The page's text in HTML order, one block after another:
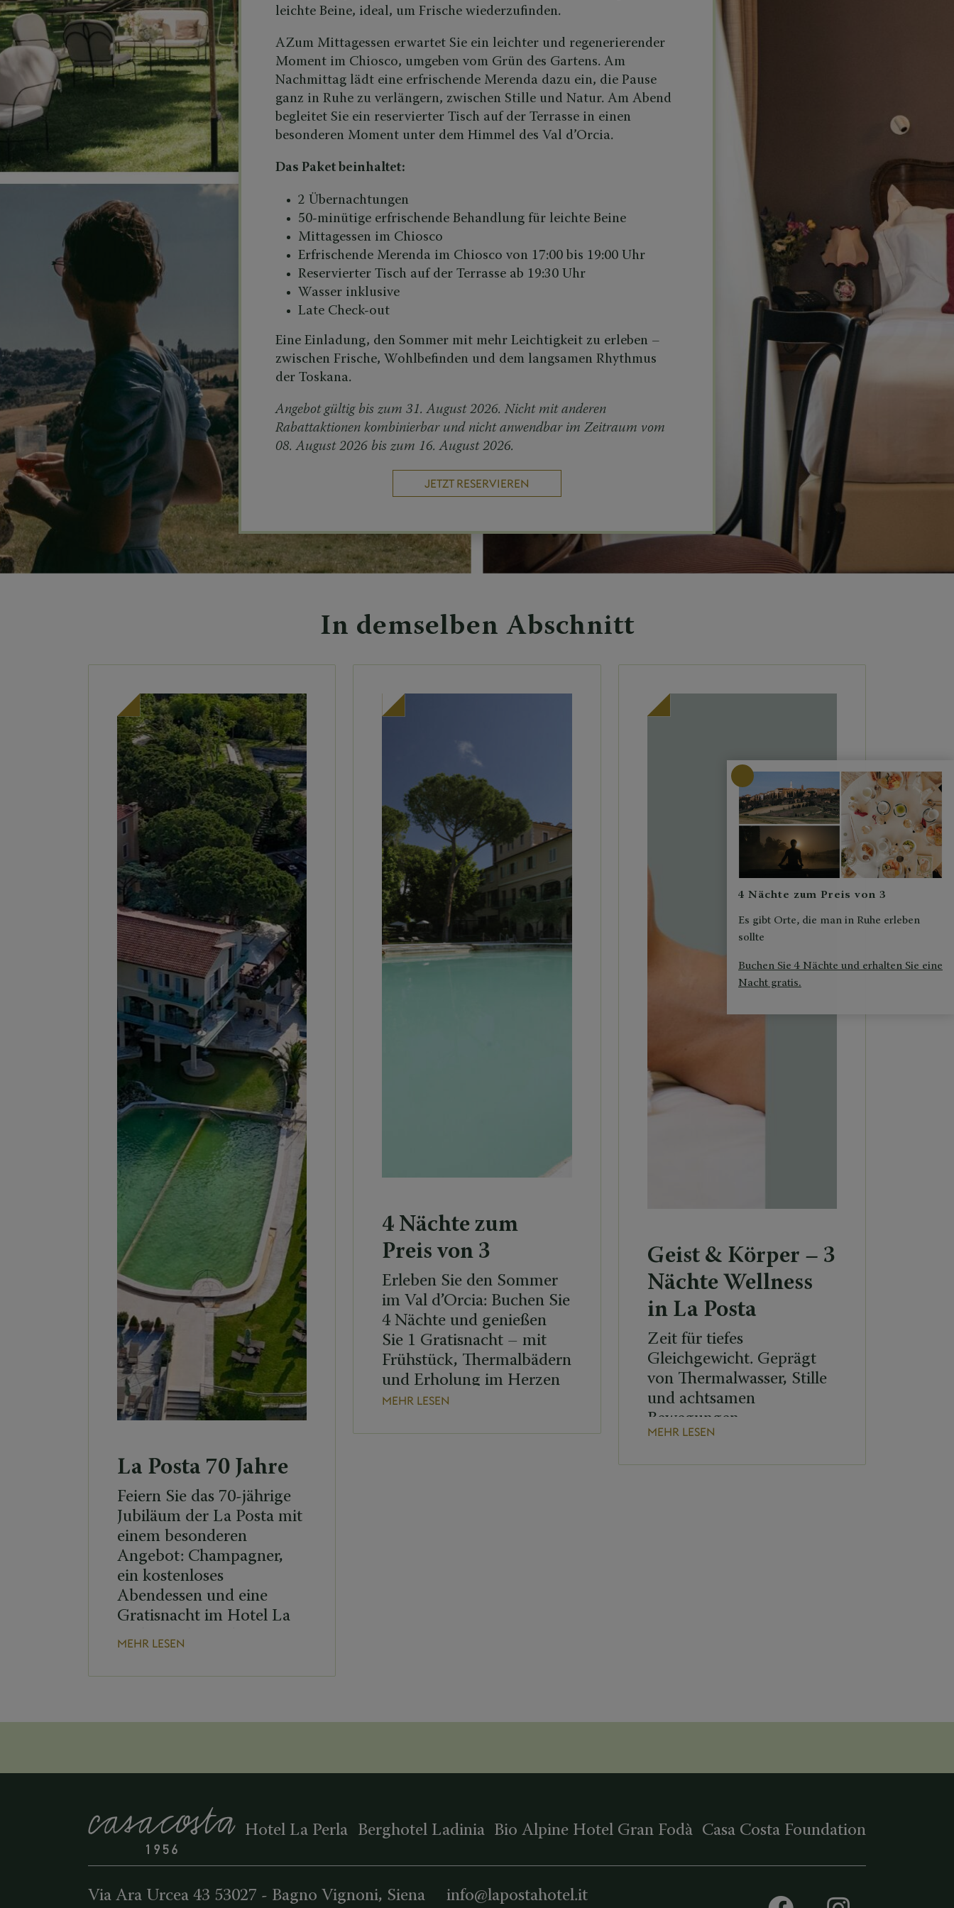
leichte Beine, ideal, um Frische wiederzufinden.
AZum Mittagessen erwartet Sie ein leichter und regenerierender
Moment im Chiosco, umgeben vom Grün des Gartens. Am
Nachmittag lädt eine erfrischende Merenda dazu ein, die Pause
ganz in Ruhe zu verlängern, zwischen Stille und Natur. Am Abend
begleitet Sie ein reservierter Tisch auf der Terrasse in einen
besonderen Moment unter dem Himmel des Val d’Orcia.
Das Paket beinhaltet:
2 Übernachtungen
50-minütige erfrischende Behandlung für leichte Beine
Mittagessen im Chiosco
Erfrischende Merenda im Chiosco von 17:00 bis 19:00 Uhr
Reservierter Tisch auf der Terrasse ab 19:30 Uhr
Wasser inklusive
Late Check-out
Eine Einladung, den Sommer mit mehr Leichtigkeit zu erleben –
zwischen Frische, Wohlbefinden und dem langsamen Rhythmus
der Toskana.
Angebot gültig bis zum 31. August 2026. Nicht mit anderen
Rabattaktionen kombinierbar und nicht anwendbar im Zeitraum vom
08. August 2026 bis zum 16. August 2026.
JETZT RESERVIEREN
In demselben Abschnitt
La Posta 70 Jahre
Feiern Sie das 70-jährige
Jubiläum der La Posta mit
einem besonderen
Angebot: Champagner,
ein kostenloses
Abendessen und eine
Gratisnacht im Hotel La
Perla in Alta Badia.
MEHR LESEN
4 Nächte zum
Preis von 3
Erleben Sie den Sommer
im Val d’Orcia: Buchen Sie
4 Nächte und genießen
Sie 1 Gratisnacht – mit
Frühstück, Thermalbädern
und Erholung im Herzen
der Toskana.
MEHR LESEN
Geist & Körper – 3
Nächte Wellness
in La Posta
Zeit für tiefes
Gleichgewicht. Geprägt
von Thermalwasser, Stille
und achtsamen
Bewegungen.
MEHR LESEN
Hotel La Perla Berghotel Ladinia Bio Alpine Hotel Gran Fodà Casa Costa Foundation
Via Ara Urcea 43 53027 - Bagno Vignoni, Siena info@lapostahotel.it
4 Nächte zum Preis von 3
Es gibt Orte, die man in Ruhe erleben
sollte
Buchen Sie 4 Nächte und erhalten Sie eine
Nacht gratis.